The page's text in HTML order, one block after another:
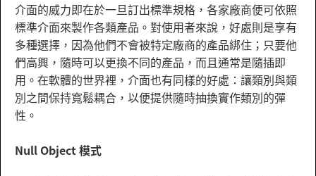
介面的威力即在於一旦訂出標準規格，各家廠商便可依照
標準介面來製作各類產品。對使用者來說，好處則是享有
多種選擇，因為他們不會被特定廠商的產品綁住；只要他
們高興，隨時可以更換不同的產品，而且通常是隨插即
用。在軟體的世界裡，介面也有同樣的好處：讓類別與類
別之間保持寬鬆耦合，以便提供隨時抽換實作類別的彈
性。
Null Object 模式